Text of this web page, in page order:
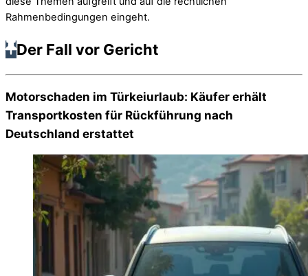
Rahmenbedingungen eingeht.
Der Fall vor Gericht
Motorschaden im Türkeiurlaub: Käufer erhält
Transportkosten für Rückführung nach
Deutschland erstattet